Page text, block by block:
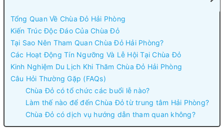
Tổng Quan Về Chùa Đỏ Hải Phòng
Kiến Trúc Độc Đáo Của Chùa Đỏ
Tại Sao Nên Tham Quan Chùa Đỏ Hải Phòng?
Các Hoạt Động Tín Ngưỡng Và Lễ Hội Tại Chùa Đỏ
Kinh Nghiệm Du Lịch Khi Thăm Chùa Đỏ Hải Phòng
Câu Hỏi Thường Gặp (FAQs)
Chùa Đỏ có tổ chức các buổi lễ nào?
Làm thế nào để đến Chùa Đỏ từ trung tâm Hải Phòng?
Chùa Đỏ có dịch vụ hướng dẫn tham quan không?